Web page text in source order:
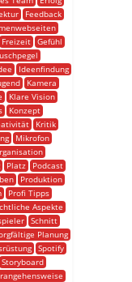
Feedback
Freizeit Gefühl
Ideenfindung
Kamera
Klare Vision
Konzept
Kritik
Mikrofon
Platz
Podcast
Produktion
Profi Tipps
Aspekte
Schnitt
Planung
Spotify
Storyboard